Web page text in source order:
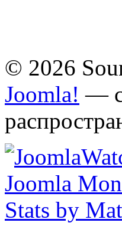
© 2026
Joomla! —